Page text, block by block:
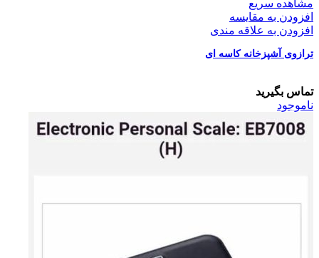
مشاهده سریع
افزودن به مقایسه
افزودن به علاقه مندی
ترازوی آشپزخانه کاسه ای
تماس بگیرید
ناموجود